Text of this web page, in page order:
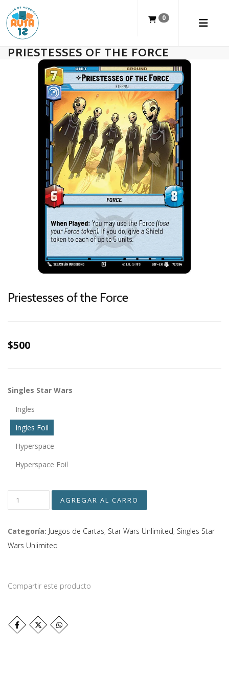
0
PRIESTESSES OF THE FORCE
Priestesses of the Force
$500
Singles Star Wars
Ingles
Ingles Foil
Hyperspace
Hyperspace Foil
Categoría: Juegos de Cartas, Star Wars Unlimited, Singles Star
Wars Unlimited
Compartir este producto